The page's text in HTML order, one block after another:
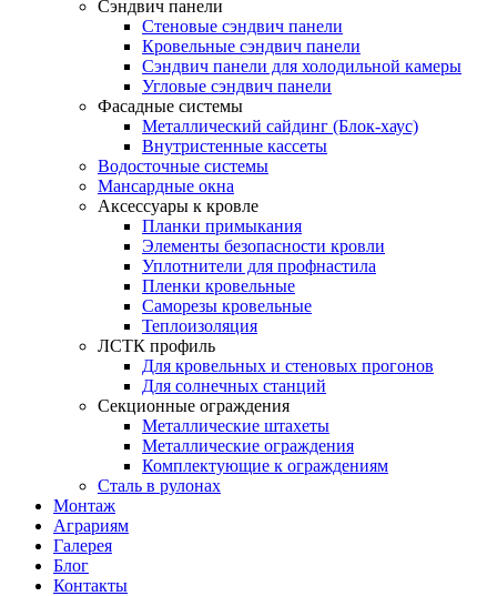
Сэндвич панели
Стеновые сэндвич панели
Кровельные сэндвич панели
Сэндвич панели для холодильной камеры
Угловые сэндвич панели
Фасадные системы
Металлический сайдинг (Блок-хаус)
Внутристенные кассеты
Водосточные системы
Мансардные окна
Аксессуары к кровле
Планки примыкания
Элементы безопасности кровли
Уплотнители для профнастила
Пленки кровельные
Саморезы кровельные
Теплоизоляция
ЛСТК профиль
Для кровельных и стеновых прогонов
Для солнечных станций
Секционные ограждения
Металлические штахеты
Металлические ограждения
Комплектующие к ограждениям
Сталь в рулонах
Монтаж
Аграриям
Галерея
Блог
Контакты